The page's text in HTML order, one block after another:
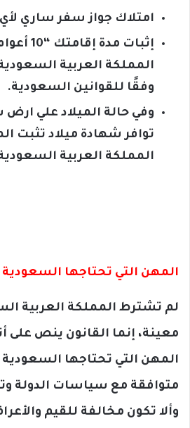
امتلاك جواز سفر ساري
إثبات
المملكة العربية
وفقًا للقوانين السعودية.
وفي حالة الميلاد علي
توافر شهادة ميلاد تثبت
المملكة العربية
المهن التي تحتاجها
لم تشترط المملكة العربية
معينة، إنما القانون ينص على
المهن التي تحتاجها
متوافقة مع سياسات الدولة
وألا تكون مخالفة للقيم